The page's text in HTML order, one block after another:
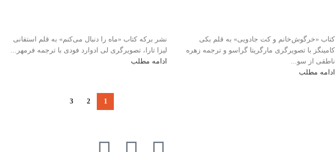
کتاب «خرگوش‌خانم و کت جادویی» به قلم بکی
کامینگز با تصویرگری مارگریتا گراسو و ترجمه زهره
ناطقی از سو...
ادامه مطلب
نشر برکه کتاب «ماه را دنبال می‌کنم» به قلم استفانی
لیزا تارا، تصویرگری لی ادوارد فودی با ترجمه فرمهر...
ادامه مطلب
1
2
3